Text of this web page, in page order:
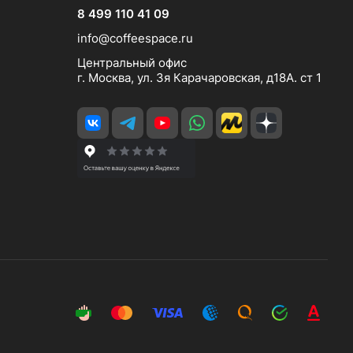
8 499 110 41 09
info@coffeespace.ru
Центральный офис
г. Москва, ул. 3я Карачаровская, д18А. ст 1